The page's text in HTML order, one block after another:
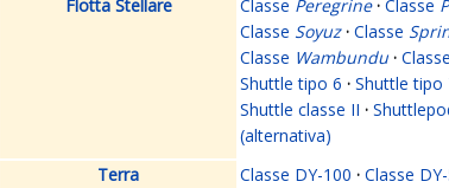
Flotta Stellare
Classe Peregrine · Classe
Classe Soyuz · Classe
Classe Wambundu · Classe
Shuttle tipo 6 · Shuttle tipo
Shuttle classe II ·
(alternativa)
Terra
Classe DY-100 · Classe